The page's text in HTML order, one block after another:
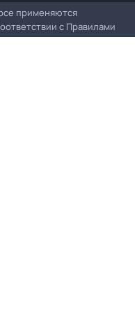
применяются
с Правилами